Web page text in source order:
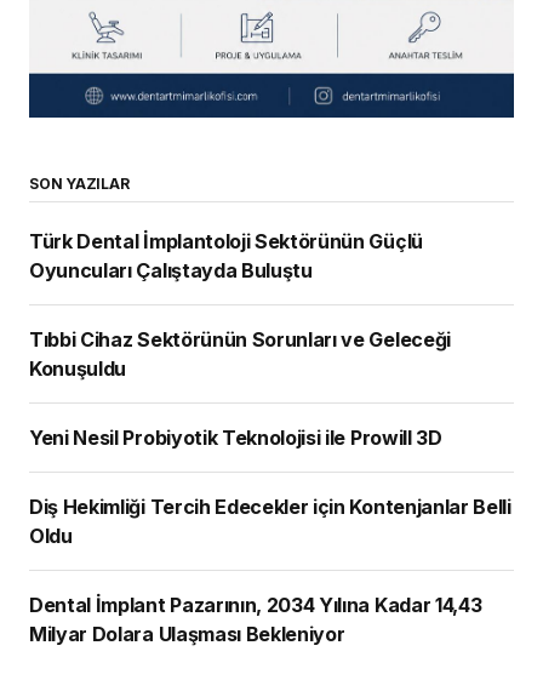
SON YAZILAR
Türk Dental İmplantoloji Sektörünün Güçlü
Oyuncuları Çalıştayda Buluştu
Tıbbi Cihaz Sektörünün Sorunları ve Geleceği
Konuşuldu
Yeni Nesil Probiyotik Teknolojisi ile Prowill 3D
Diş Hekimliği Tercih Edecekler için Kontenjanlar Belli
Oldu
Dental İmplant Pazarının, 2034 Yılına Kadar 14,43
Milyar Dolara Ulaşması Bekleniyor